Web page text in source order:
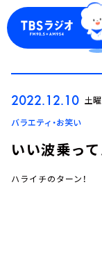
ログ
2022.12.10 土
バラエティ・お笑い
いい波乗っ
ハライチのターン！